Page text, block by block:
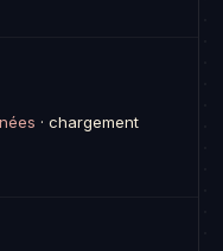
· chargement